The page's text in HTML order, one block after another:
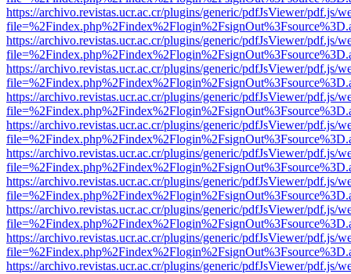
https://archivo.revistas.ucr.ac.cr/plugins/generic/pdfJsViewer/pdf.js/
https://archivo.revistas.ucr.ac.cr/plugins/generic/pdfJsViewer/pdf.js/
https://archivo.revistas.ucr.ac.cr/plugins/generic/pdfJsViewer/pdf.js/
https://archivo.revistas.ucr.ac.cr/plugins/generic/pdfJsViewer/pdf.js/
https://archivo.revistas.ucr.ac.cr/plugins/generic/pdfJsViewer/pdf.js/
https://archivo.revistas.ucr.ac.cr/plugins/generic/pdfJsViewer/pdf.js/
https://archivo.revistas.ucr.ac.cr/plugins/generic/pdfJsViewer/pdf.js/
https://archivo.revistas.ucr.ac.cr/plugins/generic/pdfJsViewer/pdf.js/
https://archivo.revistas.ucr.ac.cr/plugins/generic/pdfJsViewer/pdf.js/
https://archivo.revistas.ucr.ac.cr/plugins/generic/pdfJsViewer/pdf.js/